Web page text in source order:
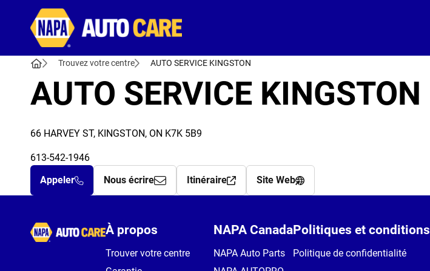
Trouvez votre centre AUTO SERVICE KINGSTON
AUTO SERVICE KINGSTON
66 HARVEY ST, KINGSTON, ON K7K 5B9
613-542-1946
Appeler
Nous écrire Itinéraire Site Web
Autocare
À propos
Trouver votre centre
NAPA Canada
NAPA Auto Parts
Politiques et conditions
Politique de confidentialité